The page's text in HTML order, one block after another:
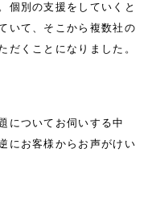
個別の支援をしていくと
いて、そこから複数社の
だくことになりました。
についてお伺いする中
にお客様からお声がけい